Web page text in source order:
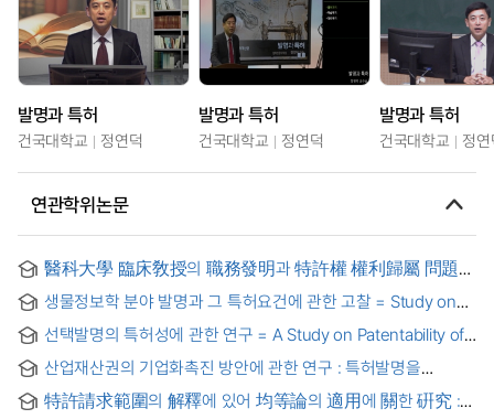
발명과 특허
건국대학교 정연덕
발명과 특허
건국대학교 정연덕
발명과 특허
건국대학교 정
연관학위논문
醫科大學 臨床敎授의 職務發明과 特許權 權利歸屬 問題에
생물정보학 분야 발명과 그 특허요건에 관한 고찰 = Study on
선택발명의 특허성에 관한 연구 = A Study on Patentability of
산업재산권의 기업화촉진 방안에 관한 연구 : 특허발명을
중심으로 = (A) Study on the Promotion of the
Industrialization of Industrial Property : with Special
特許請求範圍의 解釋에 있어 均等論의 適用에 關한 硏究 :